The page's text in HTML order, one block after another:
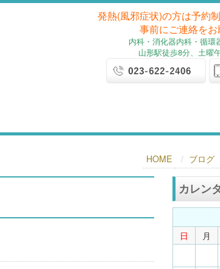
発熱(風邪症状)の方は予約
事前にご連絡をお
内科・消化器内科・循環
山形駅徒歩8分、土曜
HOME ブログ
カレン
日 月